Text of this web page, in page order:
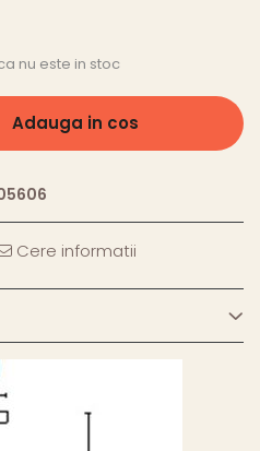
nu este in stoc
Adauga in cos
Cere informatii